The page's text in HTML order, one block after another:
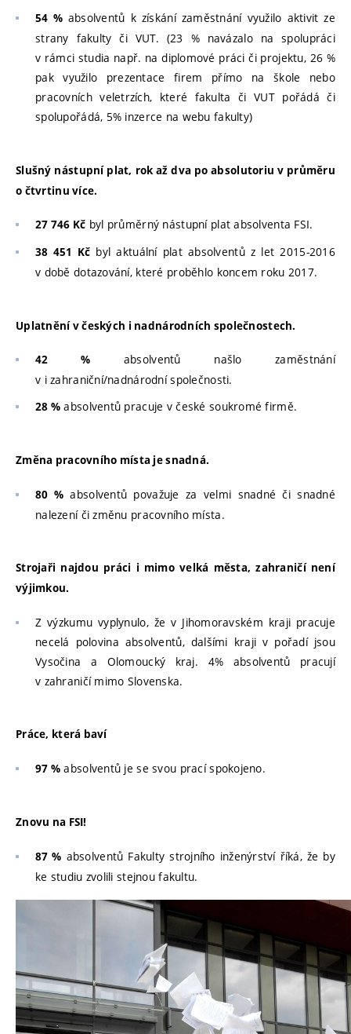
54 %absolventů k získání zaměstnání využilo aktivit ze
strany fakulty či VUT. (23 % navázalo na spolupráci
v rámci studia např. na diplomové práci či projektu, 26 %
pak využilo prezentace firem přímo na škole nebo
pracovních veletrzích, které fakulta či VUT pořádá či
spolupořádá, 5% inzerce na webu fakulty)
Slušný nástupní plat, rok až dva po absolutoriu v průměru
o čtvrtinu více.
27 746 Kč byl průměrný nástupní plat absolventa FSI.
38 451 Kč byl aktuální plat absolventů z let 2015-2016
v době dotazování, které proběhlo koncem roku 2017.
Uplatnění v českých i nadnárodních společnostech.
42 % absolventů našlo zaměstnání
v i zahraniční/nadnárodní společnosti.
28 % absolventů pracuje v české soukromé firmě.
Změna pracovního místa je snadná.
80 % absolventů považuje za velmi snadné či snadné
nalezení či změnu pracovního místa.
Strojaři najdou práci i mimo velká města, zahraničí není
výjimkou.
Z výzkumu vyplynulo, že v Jihomoravském kraji pracuje
necelá polovina absolventů, dalšími kraji v pořadí jsou
Vysočina a Olomoucký kraj. 4% absolventů pracují
v zahraničí mimo Slovenska.
Práce, která baví
97 % absolventů je se svou prací spokojeno.
Znovu na FSI!
87 % absolventů Fakulty strojního inženýrství říká, že by
ke studiu zvolili stejnou fakultu.